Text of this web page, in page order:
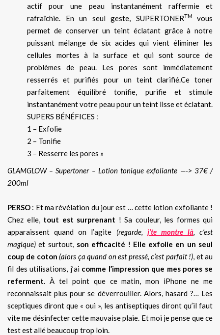
actif pour une peau instantanément raffermie et
rafraîchie. En un seul geste, SUPERTONERTM vous
permet de conserver un teint éclatant grâce à notre
puissant mélange de six acides qui vient éliminer les
cellules mortes à la surface et qui sont source de
problèmes de peau. Les pores sont immédiatement
resserrés et purifiés pour un teint clarifié.Ce toner
parfaitement équilibré tonifie, purifie et stimule
instantanément votre peau pour un teint lisse et éclatant.
SUPERS BÉNÉFICES :
1 – Exfolie
2 – Tonifie
3 – Resserre les pores »
GLAMGLOW – Supertoner – Lotion tonique exfoliante —-> 37€ /
200ml
PERSO : Et ma révélation du jour est … cette lotion exfoliante !
Chez elle, tout est surprenant ! Sa couleur, les formes qui
apparaissent quand on l’agite (regarde, j’te montre là, c’est
magique) et surtout, son efficacité ! Elle exfolie en un seul
coup de coton (alors ça quand on est pressé, c’est parfait !), et au
fil des utilisations, j’ai comme l’impression que mes pores se
referment. À tel point que ce matin, mon iPhone ne me
reconnaissait plus pour se déverrouiller. Alors, hasard ?… Les
sceptiques diront que « oui », les antiseptiques diront qu’il faut
vite me désinfecter cette mauvaise plaie. Et moi je pense que ce
test est allé beaucoup trop loin.